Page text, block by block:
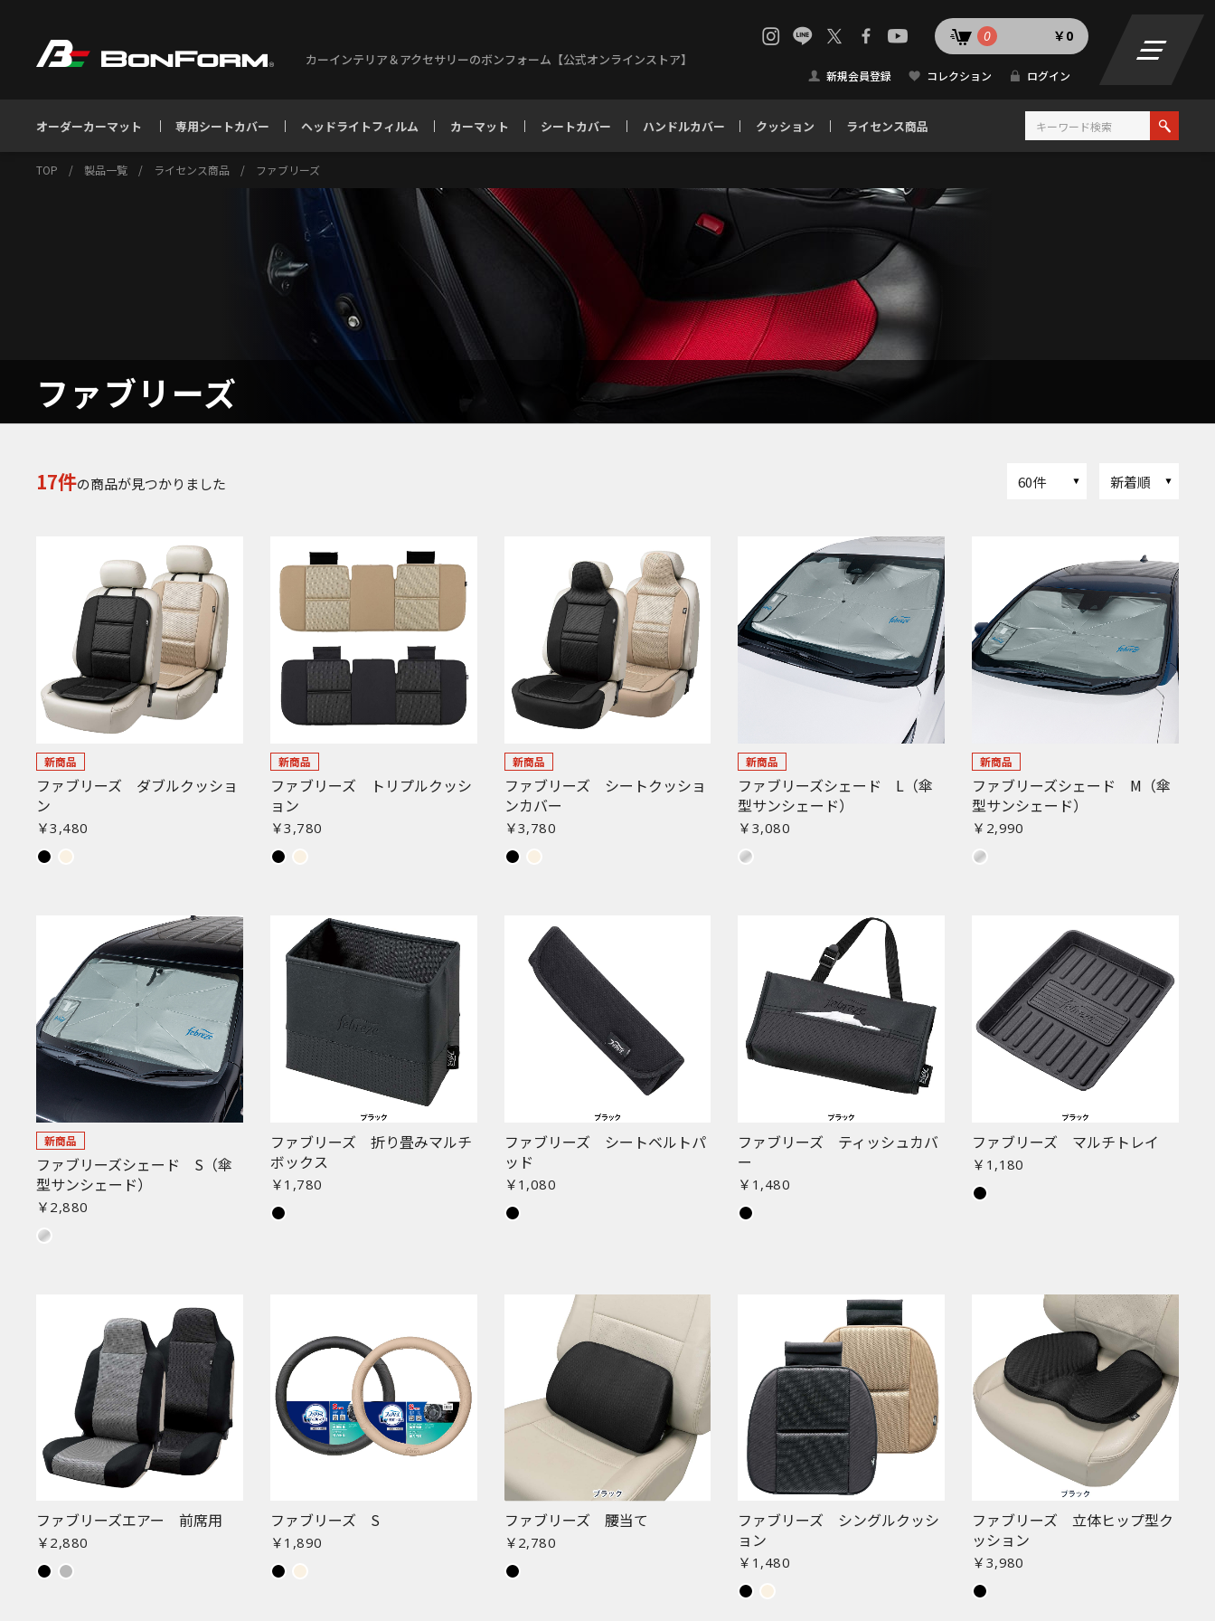
カーインテリア＆アクセサリーのボンフォーム【公式オンラインストア】
0 ￥0
新規会員登録 コレクション ログイン
オーダーカーマット 専用シートカバー ヘッドライトフィルム カーマット シートカバー ハンドルカバー クッション ライセンス商品
TOP / 製品一覧 / ライセンス商品 / ファブリーズ
ファブリーズ
17件の商品が見つかりました 60件 新着順
新商品
ファブリーズ ダブルクッショ
ン
￥3,480
新商品
ファブリーズ トリプルクッシ
ョン
￥3,780
新商品
ファブリーズ シートクッショ
ンカバー
￥3,780
新商品
ファブリーズシェード L（傘
型サンシェード）
￥3,080
新商品
ファブリーズシェード M（傘
型サンシェード）
￥2,990
新商品
ファブリーズシェード S（傘
型サンシェード）
￥2,880
ファブリーズ 折り畳みマルチ
ボックス
￥1,780
ファブリーズ シートベルトパ
ッド
￥1,080
ファブリーズ ティッシュカバ
ー
￥1,480
ファブリーズ マルチトレイ
￥1,180
ファブリーズエアー 前席用
￥2,880
ファブリーズ S
￥1,890
ファブリーズ 腰当て
￥2,780
ファブリーズ シングルクッシ
ョン
￥1,480
ファブリーズ 立体ヒップ型ク
ッション
￥3,980
お買い物を続ける カートへ進む